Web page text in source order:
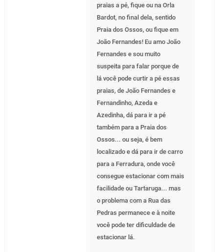
praias a pé, fique ou na Orla
Bardot, no final dela, sentido
Praia dos Ossos, ou fique em
João Fernandes! Eu amo João
Fernandes e sou muito
suspeita para falar porque de
lá você pode curtir a pé essas
praias, de João Fernandes e
Fernandinho, Azeda e
Azedinha, dá para ir a pé
também para a Praia dos
Ossos... ou seja, é bem
localizado e dá para ir de carro
para a Ferradura, onde você
consegue estacionar com mais
facilidade ou Tartaruga... mas
o problema com a Rua das
Pedras permanece e à noite
você pode ter dificuldade de
estacionar lá.